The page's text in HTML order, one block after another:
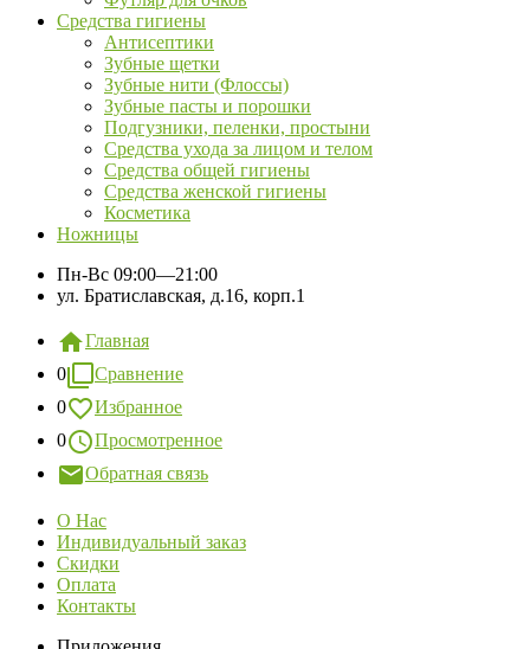
Средства гигиены
Антисептики
Зубные щетки
Зубные нити (Флоссы)
Зубные пасты и порошки
Подгузники, пеленки, простыни
Средства ухода за лицом и телом
Средства общей гигиены
Средства женской гигиены
Косметика
Ножницы
Пн-Вс 09:00—21:00
ул. Братиславская, д.16, корп.1
Главная
0
Сравнение
0
Избранное
0
Просмотренное
Обратная связь
О Нас
Индивидуальный заказ
Скидки
Оплата
Контакты